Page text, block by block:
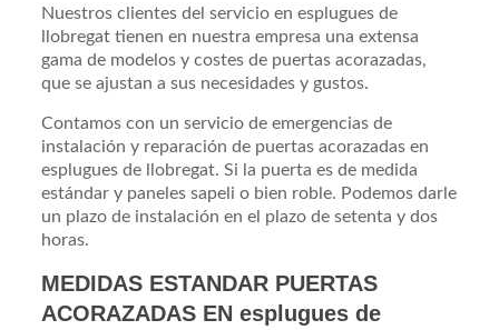
Nuestros clientes del servicio en esplugues de
llobregat tienen en nuestra empresa una extensa
gama de modelos y costes de puertas acorazadas,
que se ajustan a sus necesidades y gustos.
Contamos con un servicio de emergencias de
instalación y reparación de puertas acorazadas en
esplugues de llobregat. Si la puerta es de medida
estándar y paneles sapeli o bien roble. Podemos darle
un plazo de instalación en el plazo de setenta y dos
horas.
MEDIDAS ESTANDAR PUERTAS
ACORAZADAS EN esplugues de